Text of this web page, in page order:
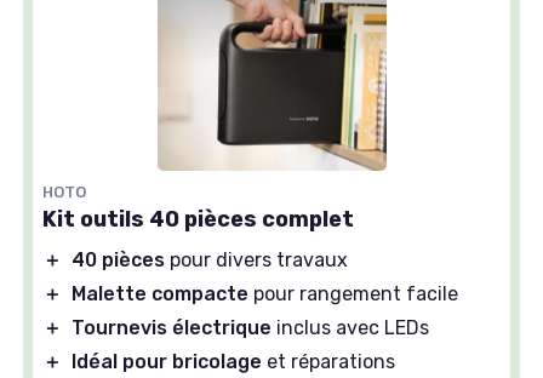
HOTO
Kit outils 40 pièces complet
＋ 40 pièces pour divers travaux
＋
Malette compacte pour rangement facile
＋
Tournevis électrique inclus avec LEDs
＋
Idéal pour bricolage et réparations